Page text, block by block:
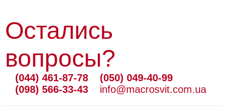
Остались
вопросы?
(044) 461-87-78
(098) 566-33-43
(050) 049-40-99
info@macrosvit.com.ua